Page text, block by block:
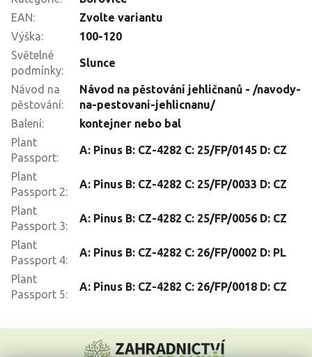
EAN:
Zvolte variantu
Výška:
100-120
Světelné
podmínky:
Slunce
Návod na
pěstování:
Návod na pěstování jehličnanů - /navody-
na-pestovani-jehlicnanu/
Balení:
kontejner nebo bal
Plant
Passport:
A: Pinus B: CZ-4282 C: 25/FP/0145 D: CZ
Plant
Passport 2:
A: Pinus B: CZ-4282 C: 25/FP/0033 D: CZ
Plant
Passport 3:
A: Pinus B: CZ-4282 C: 25/FP/0056 D: CZ
Plant
Passport 4:
A: Pinus B: CZ-4282 C: 26/FP/0002 D: PL
Plant
Passport 5:
A: Pinus B: CZ-4282 C: 26/FP/0018 D: CZ